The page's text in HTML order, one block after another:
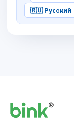
🇷🇺 Русский